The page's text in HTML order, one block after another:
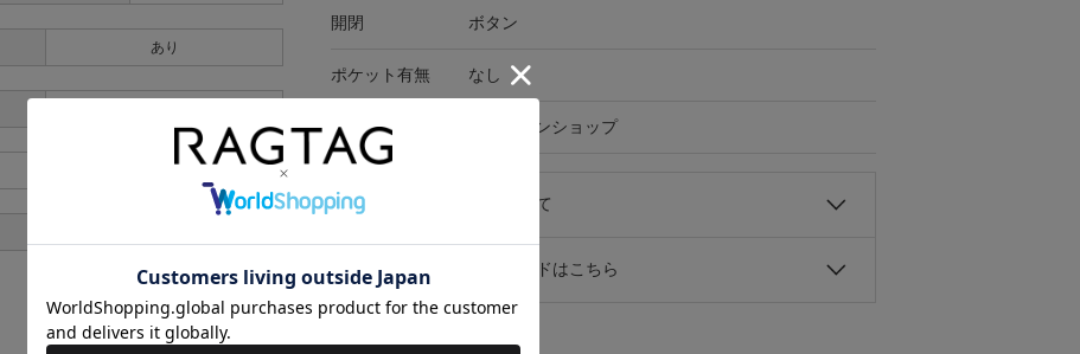
あり
開閉 ボタン
ポケット有無 なし
在庫店舗 オンラインショップ
キャンセル・返品について
お買い物時のご利用ガイドはこちら
似た条件で検索